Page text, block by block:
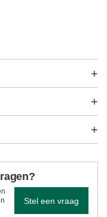
Stel een vraag